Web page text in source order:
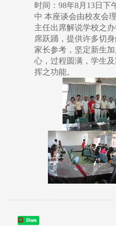
时间：98年8月13日下
中 本座谈会由校友会
主任出席解说学校之
席跃踊，提供许多切
家长参考，坚定新生
心，过程圆满，学生
挥之功能。
Share